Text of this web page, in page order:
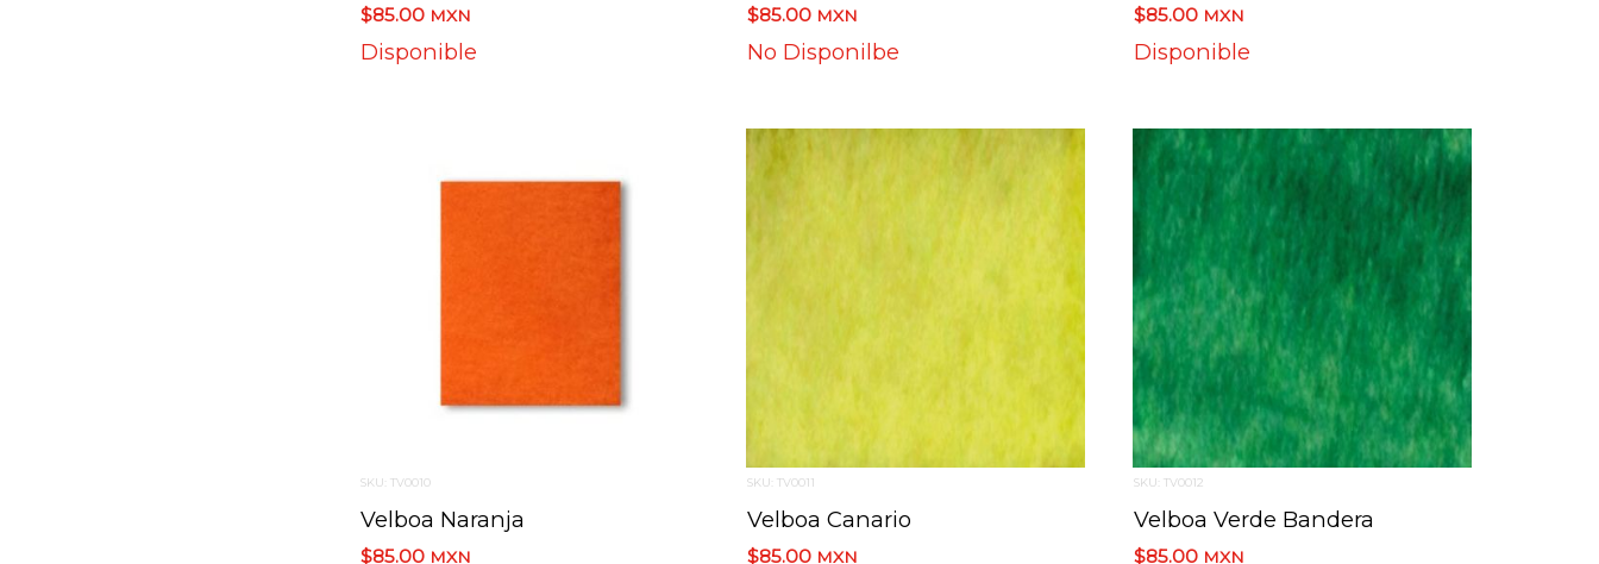
$85.00 MXN
Disponible
$85.00 MXN
No Disponilbe
$85.00 MXN
Disponible
SKU: TV0010
Velboa Naranja
$85.00 MXN
SKU: TV0011
Velboa Canario
$85.00 MXN
SKU: TV0012
Velboa Verde Bandera
$85.00 MXN